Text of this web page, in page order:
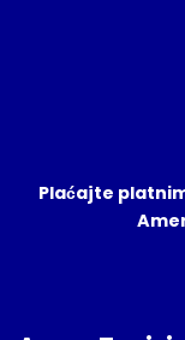
Plaćajte